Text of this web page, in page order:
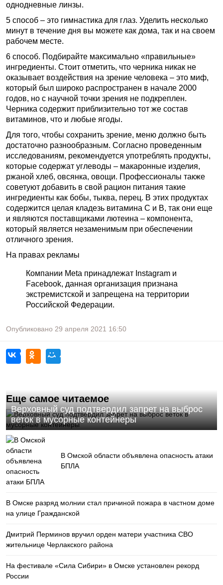
однодневные линзы.
5 способ – это гимнастика для глаз. Уделить несколько
минут в течение дня вы можете как дома, так и на своем
рабочем месте.
6 способ. Подбирайте максимально «правильные»
ингредиенты. Стоит отметить, что черника никак не
оказывает воздействия на зрение человека – это миф,
который был широко распространен в начале 2000
годов, но с научной точки зрения не подкреплен.
Черника содержит приблизительно тот же состав
витаминов, что и любые ягоды.
Для того, чтобы сохранить зрение, меню должно быть
достаточно разнообразным. Согласно проведенным
исследованиям, рекомендуется употреблять продукты,
которые содержат углеводы – макаронные изделия,
ржаной хлеб, овсянка, овощи. Профессионалы также
советуют добавить в свой рацион питания такие
ингредиенты как бобы, тыква, перец. В этих продуктах
содержится целая кладезь витамина С и В, так они еще
и являются поставщиками лютеина – компонента,
который является незаменимым при обеспечении
отличного зрения.
На правах рекламы
Компании Meta принадлежат Instagram и
Facebook, данная организация признана
экстремистской и запрещена на территории
Российской Федерации.
Опубликовано 29 апреля 2021 16:50
Еще самое читаемое
Верховный суд подтвердил запрет на выброс
веток в мусорные контейнеры
В Омской области объявлена опасность атаки
БПЛА
В Омске разряд молнии стал причиной пожара в частном доме
на улице Гражданской
Дмитрий Перминов вручил орден матери участника СВО
жительнице Черлакского района
На фестивале «Сила Сибири» в Омске установлен рекорд
России